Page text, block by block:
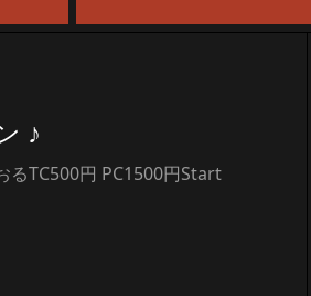
♪
るTC500円 PC1500円Start